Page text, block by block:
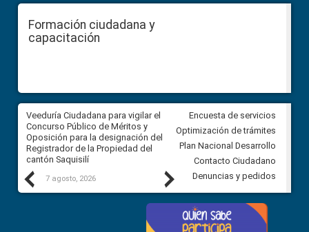
Formación ciudadana y
capacitación
Previous
Veeduría Ciudadana para vigilar el
Concurso Público de Méritos y
Oposición para la designación del
Registrador de la Propiedad del
cantón Saquisilí
7 agosto, 2026
Veeduría Ciudadana para
construcción del asfaltado de
Ballenita del cantón Santa
7 agosto, 2026
Next
Encuesta de servicios
Optimización de trámites
Plan Nacional Desarrollo
Contacto Ciudadano
Denuncias y pedidos